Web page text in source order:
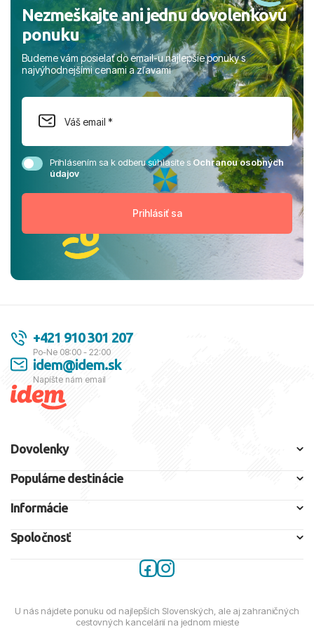
Nezmeškajte ani jednu dovolenkovú
ponuku
Budeme vám posielať do email-u najlepšie ponuky s
najvýhodnejšími cenami a zľavami
Prihlásením sa k odberu súhlasíte sOchranou osobných
údajov
+421 910 301 207
Po-Ne 08:00 - 22:00
idem@idem.sk
Napíšte nám email
Dovolenky
Populárne destinácie
Informácie
Spoločnosť
U nás nájdete ponuku od najlepších Slovenských, ale aj zahraničných
cestovných kancelárií na jednom mieste